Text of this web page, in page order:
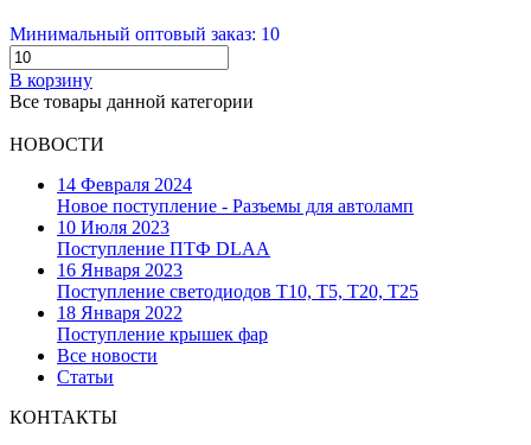
Минимальный оптовый заказ: 10
В корзину
Все товары данной категории
НОВОСТИ
14 Февраля 2024
Новое поступление - Разъемы для автоламп
10 Июля 2023
Поступление ПТФ DLAA
16 Января 2023
Поступление светодиодов T10, T5, T20, T25
18 Января 2022
Поступление крышек фар
Все новости
Статьи
КОНТАКТЫ